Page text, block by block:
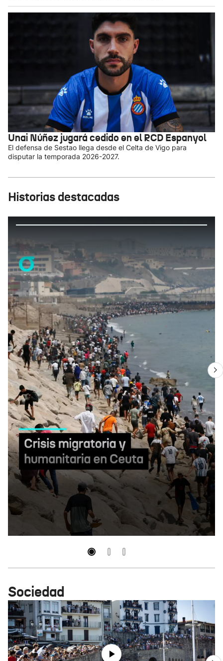
Unai Núñez jugará cedido en el RCD Espanyol
El defensa de Sestao llega desde el Celta de Vigo para
disputar la temporada 2026-2027.
Historias destacadas
Sociedad